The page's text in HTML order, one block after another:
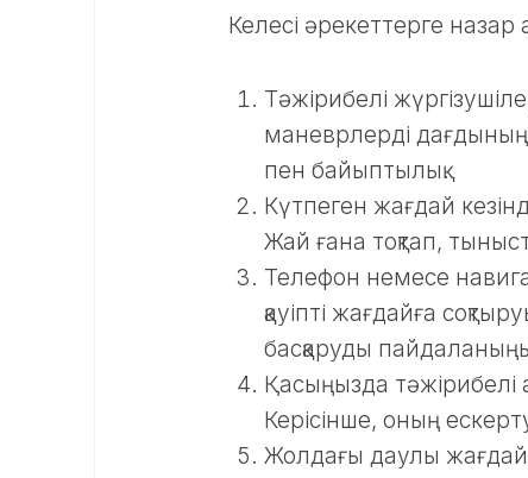
Келесі әрекеттерге назар
Тәжірибелі
маневрлерді
пен байыптылық.
Күтпеген жағдай
Жай ғана тоқтап,
Телефон немесе
қауіпті жағдайға
басқаруды
Қасыңызда тәжірибелі
Керісінше, оның
Жолдағы даулы